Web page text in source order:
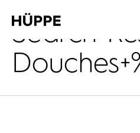
Search